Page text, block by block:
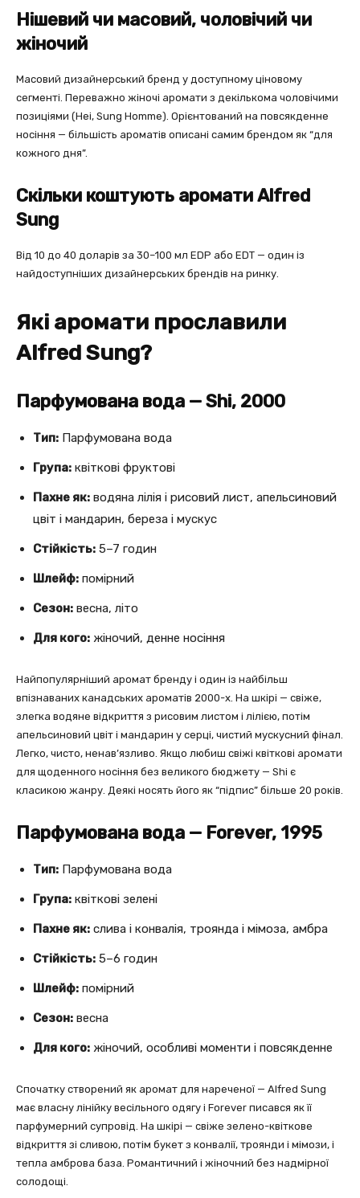
Нішевий чи масовий, чоловічий чи
жіночий
Масовий дизайнерський бренд у доступному ціновому
сегменті. Переважно жіночі аромати з декількома чоловічими
позиціями (Hei, Sung Homme). Орієнтований на повсякденне
носіння — більшість ароматів описані самим брендом як “для
кожного дня”.
Скільки коштують аромати Alfred
Sung
Від 10 до 40 доларів за 30–100 мл EDP або EDT — один із
найдоступніших дизайнерських брендів на ринку.
Які аромати прославили
Alfred Sung?
Парфумована вода — Shi, 2000
Тип: Парфумована вода
Група: квіткові фруктові
Пахне як: водяна лілія і рисовий лист, апельсиновий
цвіт і мандарин, береза і мускус
Стійкість: 5–7 годин
Шлейф: помірний
Сезон: весна, літо
Для кого: жіночий, денне носіння
Найпопулярніший аромат бренду і один із найбільш
впізнаваних канадських ароматів 2000-х. На шкірі — свіже,
злегка водяне відкриття з рисовим листом і лілією, потім
апельсиновий цвіт і мандарин у серці, чистий мускусний фінал.
Легко, чисто, ненав’язливо. Якщо любиш свіжі квіткові аромати
для щоденного носіння без великого бюджету — Shi є
класикою жанру. Деякі носять його як “підпис” більше 20 років.
Парфумована вода — Forever, 1995
Тип: Парфумована вода
Група: квіткові зелені
Пахне як: слива і конвалія, троянда і мімоза, амбра
Стійкість: 5–6 годин
Шлейф: помірний
Сезон: весна
Для кого: жіночий, особливі моменти і повсякденне
Спочатку створений як аромат для нареченої — Alfred Sung
має власну лінійку весільного одягу і Forever писався як її
парфумерний супровід. На шкірі — свіже зелено-квіткове
відкриття зі сливою, потім букет з конвалії, троянди і мімози, і
тепла амброва база. Романтичний і жіночний без надмірної
солодощі.